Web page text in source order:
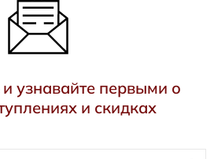
узнавайте первыми о
и скидках